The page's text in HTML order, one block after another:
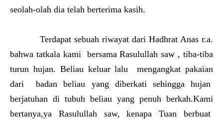
seolah-olah dia telah berterima kasih.
Terdapat sebuah riwayat dari Hadhrat Anas r.a.
bahwa tatkala kami bersama Rasulullah saw , tiba-tiba
turun hujan. Beliau keluar lalu mengangkat pakaian
dari badan beliau yang diberkati sehingga hujan
berjatuhan di tubuh beliau yang penuh berkah.Kami
bertanya,ya Rasulullah saw, kenapa Tuan berbuat